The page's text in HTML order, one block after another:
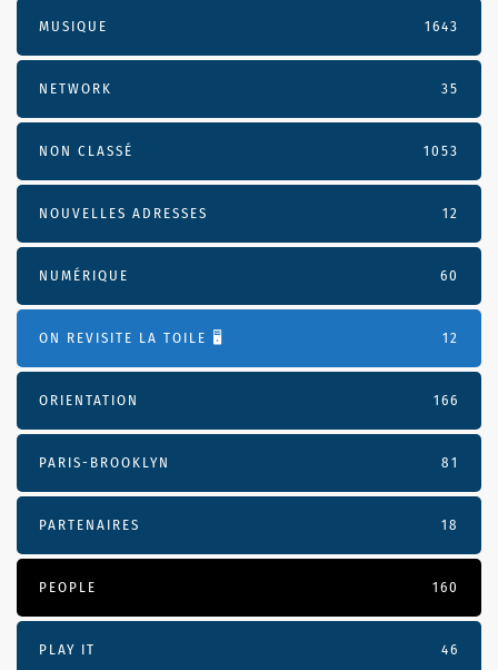
MUSIQUE 1643
NETWORK 35
NON CLASSÉ 1053
NOUVELLES ADRESSES 12
NUMÉRIQUE 60
ON REVISITE LA TOILE 🖥️ 12
ORIENTATION 166
PARIS-BROOKLYN 81
PARTENAIRES 18
PEOPLE 160
PLAY IT 46